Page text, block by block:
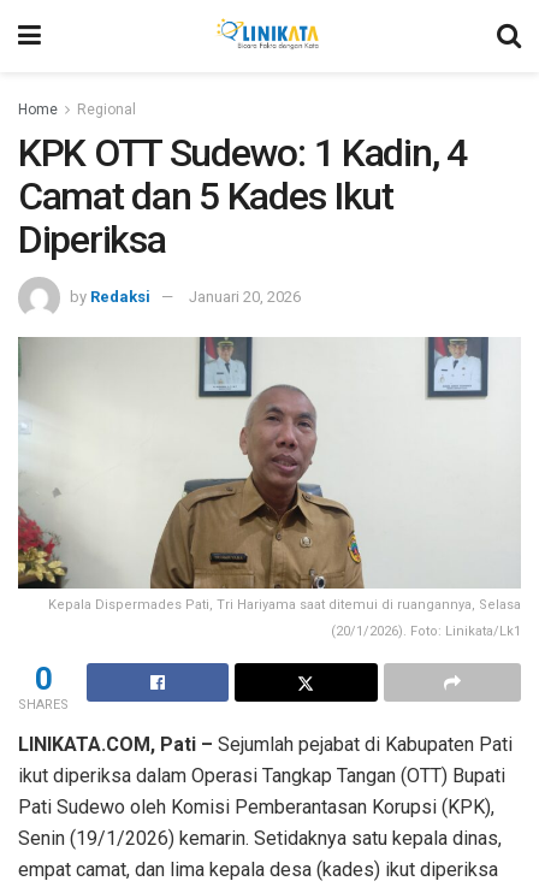
Home Regional
KPK OTT Sudewo: 1 Kadin, 4
Camat dan 5 Kades Ikut
Diperiksa
by Redaksi Januari 20, 2026
Kepala Dispermades Pati, Tri Hariyama saat ditemui di ruangannya, Selasa
(20/1/2026). Foto: Linikata/Lk1
0
SHARES
LINIKATA.COM, Pati – Sejumlah pejabat di Kabupaten Pati
ikut diperiksa dalam Operasi Tangkap Tangan (OTT) Bupati
Pati Sudewo oleh Komisi Pemberantasan Korupsi (KPK),
Senin (19/1/2026) kemarin. Setidaknya satu kepala dinas,
empat camat, dan lima kepala desa (kades) ikut diperiksa